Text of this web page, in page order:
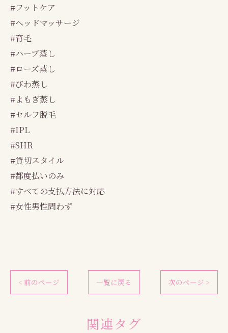
#フットケア
#ヘッドマッサージ
#育毛
#ハーブ蒸し
#ローズ蒸し
#びわ蒸し
#よもぎ蒸し
#セルフ脱毛
#IPL
#SHR
#貸切スタイル
#都度払いのみ
#すべての支払方法に対応
#女性男性問わず
< 前のページ 一覧に戻る 次のページ >
関連タグ